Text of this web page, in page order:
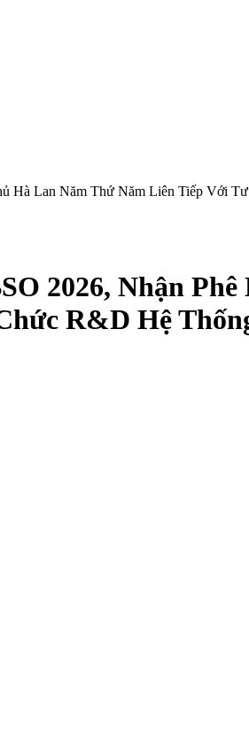
Lan Năm Thứ Năm Liên Tiếp Với
2026, Nhận
R&D Hệ